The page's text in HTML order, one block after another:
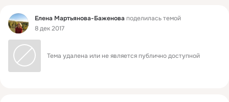
Фид Елена Мартьянова-Баженова поделилась темой
8 дек 2017
Тема удалена или не является публично доступной